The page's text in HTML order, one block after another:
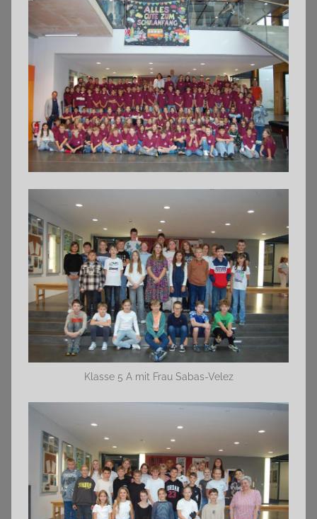
Klasse 5 A mit Frau Sabas-Velez